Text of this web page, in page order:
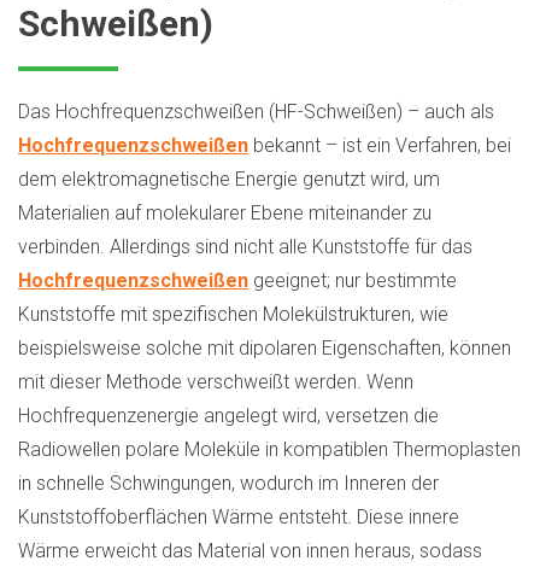
Schweißen)
Das Hochfrequenzschweißen (HF-Schweißen) – auch als
Hochfrequenzschweißen bekannt – ist ein Verfahren, bei
dem elektromagnetische Energie genutzt wird, um
Materialien auf molekularer Ebene miteinander zu
verbinden. Allerdings sind nicht alle Kunststoffe für das
Hochfrequenzschweißen geeignet; nur bestimmte
Kunststoffe mit spezifischen Molekülstrukturen, wie
beispielsweise solche mit dipolaren Eigenschaften, können
mit dieser Methode verschweißt werden. Wenn
Hochfrequenzenergie angelegt wird, versetzen die
Radiowellen polare Moleküle in kompatiblen Thermoplasten
in schnelle Schwingungen, wodurch im Inneren der
Kunststoffoberflächen Wärme entsteht. Diese innere
Wärme erweicht das Material von innen heraus, sodass